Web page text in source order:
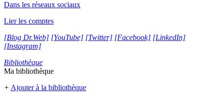
Dans les réseaux sociaux
Lier les comptes
[Blog Dr.Web] [YouTube] [Twitter] [Facebook] [LinkedIn]
[Instagram]
Bibliothèque
Ma bibliothèque
+ Ajouter à la bibliothèque